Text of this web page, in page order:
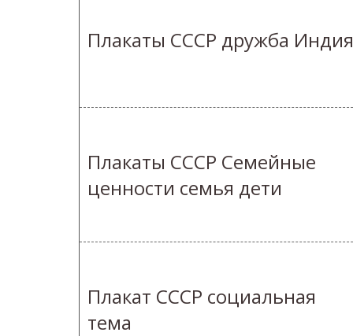
Плакаты СССР дружба Индия
Плакаты СССР Семейные
ценности семья дети
Плакат СССР социальная
тема